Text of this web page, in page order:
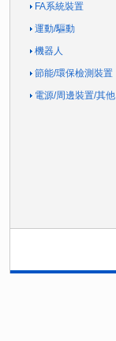
FA系統裝置
運動/驅動
機器人
節能/環保檢測裝置
電源/周邊裝置/其他